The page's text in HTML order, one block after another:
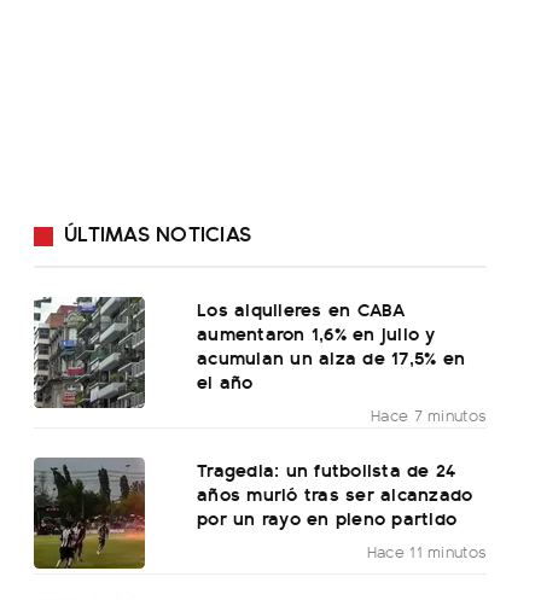
ÚLTIMAS NOTICIAS
Los alquileres en CABA
aumentaron 1,6% en julio y
acumulan un alza de 17,5% en
el año
Hace 7 minutos
Tragedia: un futbolista de 24
años murió tras ser alcanzado
por un rayo en pleno partido
Hace 11 minutos